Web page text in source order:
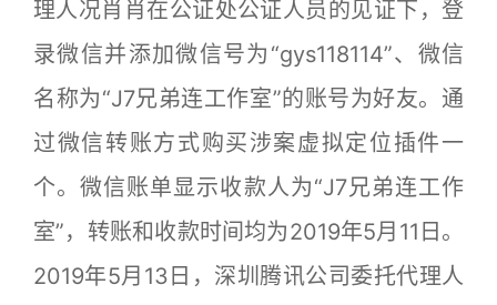
理人况肖肖在公证处公证人员的见证下，登
录微信并添加微信号为“gys118114”、微信
名称为“J7兄弟连工作室”的账号为好友。通
过微信转账方式购买涉案虚拟定位插件一
个。微信账单显示收款人为“J7兄弟连工作
室”，转账和收款时间均为2019年5月11日。
2019年5月13日，深圳腾讯公司委托代理人